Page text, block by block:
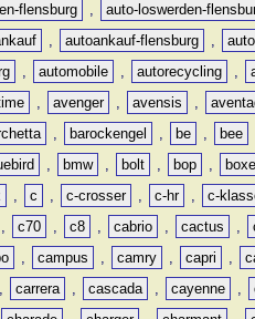
flensburg , auto-loswerden-
, autoankauf-flensburg ,
, automobile , autorecycling ,
, avenger , avensis ,
, barockengel , be , bee
, bmw , bolt , bop ,
, c , c-crosser , c-hr , c-
, c70 , c8 , cabrio , cactus ,
, campus , camry , capri ,
, carrera , cascada , cayenne ,